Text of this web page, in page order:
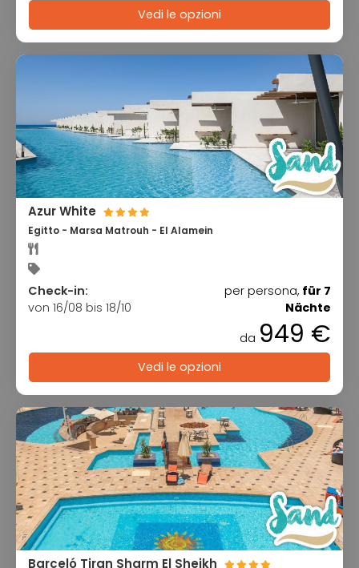
Vedi le opzioni
Azur White
Egitto - Marsa Matrouh - El Alamein
Check-in:
von 16/08 bis 18/10
per persona, für 7
Nächte
da 949 €
Vedi le opzioni
Barceló Tiran Sharm El Sheikh